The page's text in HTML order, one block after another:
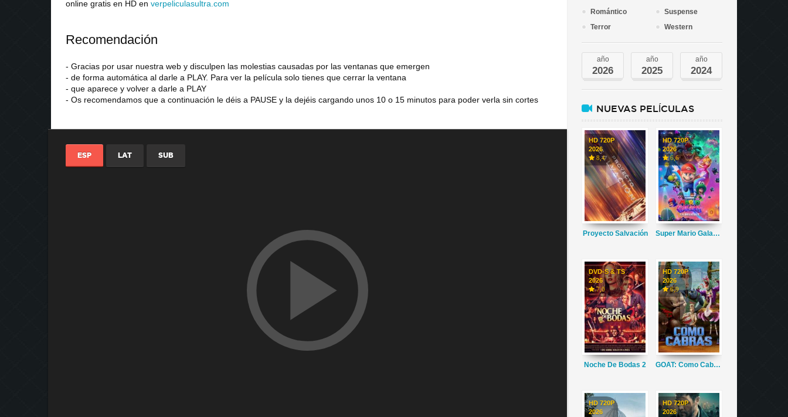
online gratis en HD en verpeliculasultra com
Recomendación
- Gracias por usar nuestra web y disculpen las molestias causadas por las ventanas que emergen
- de forma automática al darle a PLAY. Para ver la película solo tienes que cerrar la ventana
- que aparece y volver a darle a PLAY
- Os recomendamos que a continuación le déis a PAUSE y la dejéis cargando unos 10 o 15 minutos para poder verla sin cortes
ESP LAT SUB
Romántico
Suspense
Terror
Western
año
2026
año
2025
año
2024
NUEVAS PELÍCULAS
HD 720P
2026
8,4
Proyecto Salvación
HD 720P
2026
6,6
Super Mario Galaxy La Película
DVD-S & TS
2026
7,0
Noche De Bodas 2
HD 720P
2026
6,9
GOAT: Como Cabras
HD 720P
2026
HD 720P
2026